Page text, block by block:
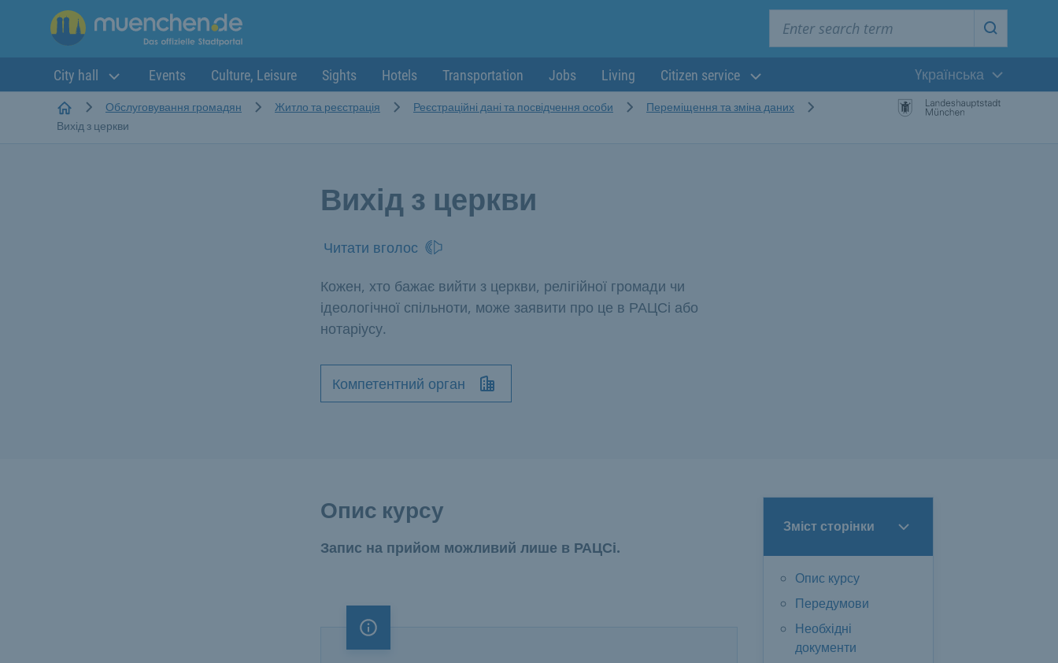
Start
City hall Events Culture, Leisure Sights Hotels Transportation Jobs Living Citizen service
Поточна мова:
Yкраїнська
StartseiteОбслуговування громадян Житло та реєстрація Реєстраційні дані та посвідчення особи
Переміщення та зміна даних
Вихід з церкви
Вихід з церкви
Читати вголос
Кожен, хто бажає вийти з церкви, релігійної громади чи
ідеологічної спільноти, може заявити про це в РАЦСі або
нотаріусу.
Компетентний орган
Зміст сторінки
Опис курсу
Передумови
Необхідні
документи
Опис курсу
Запис на прийом можливий лише в РАЦСі.
Важливе зауваження